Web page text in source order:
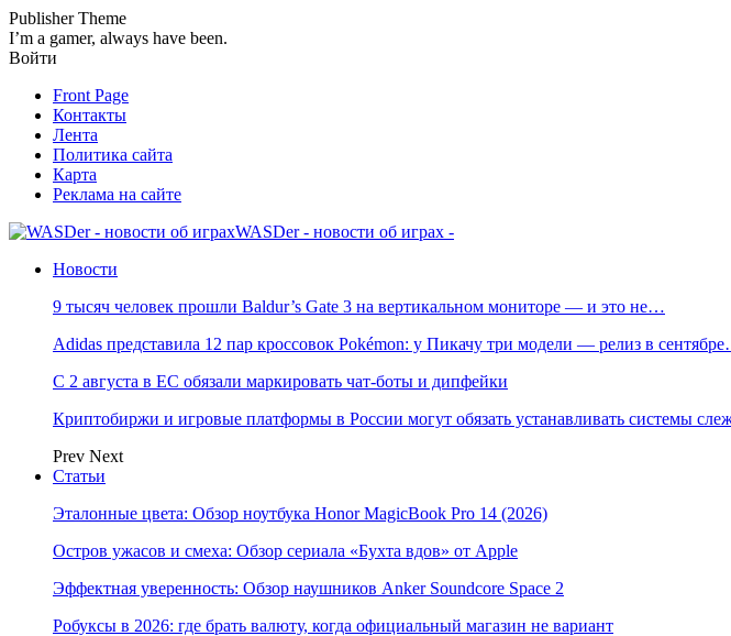
Publisher Theme
I’m a gamer, always have been.
Войти
Front Page
Контакты
Лента
Политика сайта
Карта
Реклама на сайте
WASDer - новости об играх -
Новости
9 тысяч человек прошли Baldur’s Gate 3 на вертикальном мониторе — и это не…
Adidas представила 12 пар кроссовок Pokémon: у Пикачу три модели — релиз в
С 2 августа в ЕС обязали маркировать чат-боты и дипфейки
Криптобиржи и игровые платформы в России могут обязать устанавливать системы
Prev Next
Статьи
Эталонные цвета: Обзор ноутбука Honor MagicBook Pro 14 (2026)
Остров ужасов и смеха: Обзор сериала «Бухта вдов» от Apple
Эффектная уверенность: Обзор наушников Anker Soundcore Space 2
Робуксы в 2026: где брать валюту, когда официальный магазин не вариант